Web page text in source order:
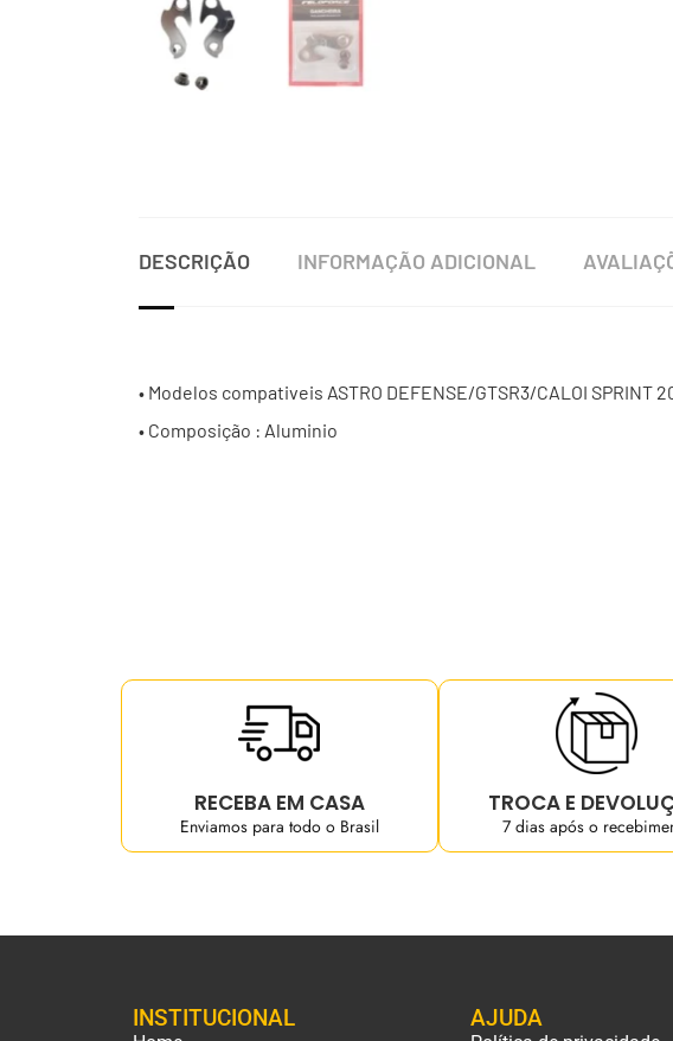
DESCRIÇÃO INFORMAÇÃO ADICIONAL
• Modelos compativeis ASTRO DEFENSE/GTSR3/CALOI SPRINT
• Composição : Aluminio
RECEBA EM CASA
Enviamos para todo o Brasil
TROCA E
7 dias após o
INSTITUCIONAL AJUDA